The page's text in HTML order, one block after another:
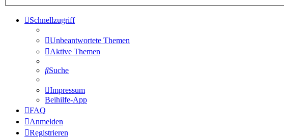
Schnellzugriff
Unbeantwortete Themen
Aktive Themen
Suche
Impressum
Beihilfe-App
FAQ
Anmelden
Registrieren